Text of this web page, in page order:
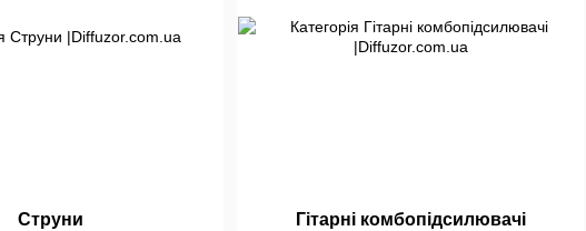
Струни Гітарні комбопідсилювачі